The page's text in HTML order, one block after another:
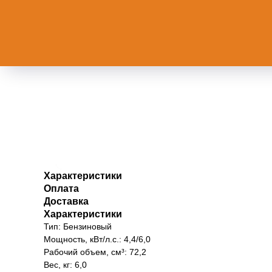
Характеристики
Оплата
Доставка
Характеристики
Тип: Бензиновый
Мощность, кВт/л.с.: 4,4/6,0
Рабочий объем, см³: 72,2
Вес, кг: 6,0